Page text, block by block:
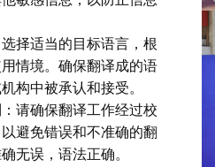
择适当的目标语言，根
情境。确保翻译成的语
构中被承认和接受。
请确保翻译工作经过校
避免错误和不准确的翻
无误，语法正确。